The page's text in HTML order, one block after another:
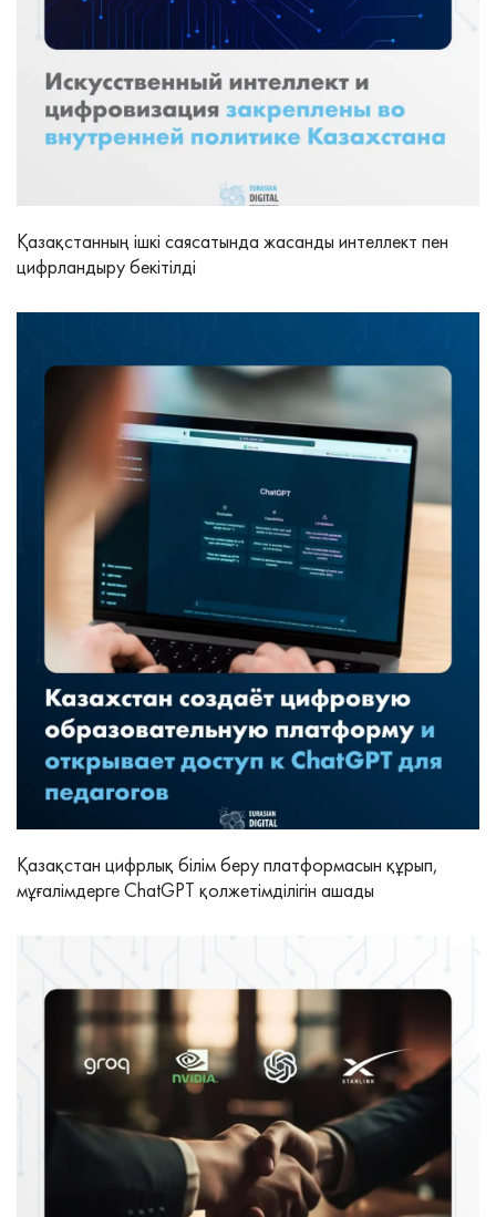
Қазақстанның ішкі саясатында жасанды интеллект пен
цифрландыру бекітілді
Қазақстан цифрлық білім беру платформасын құрып,
мұғалімдерге ChatGPT қолжетімділігін ашады